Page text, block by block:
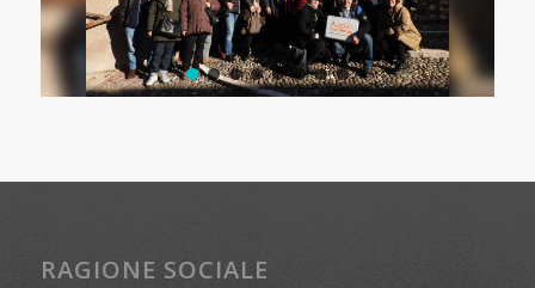
RAGIONE SOCIALE